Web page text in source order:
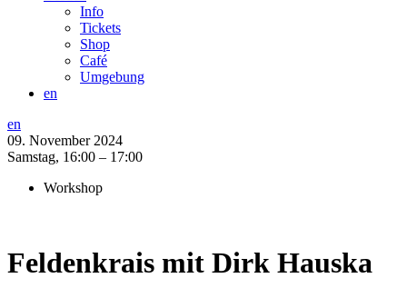
Info
Tickets
Shop
Café
Umgebung
en
en
09. November 2024
Samstag, 16:00 – 17:00
Workshop
Feldenkrais mit Dirk Hauska